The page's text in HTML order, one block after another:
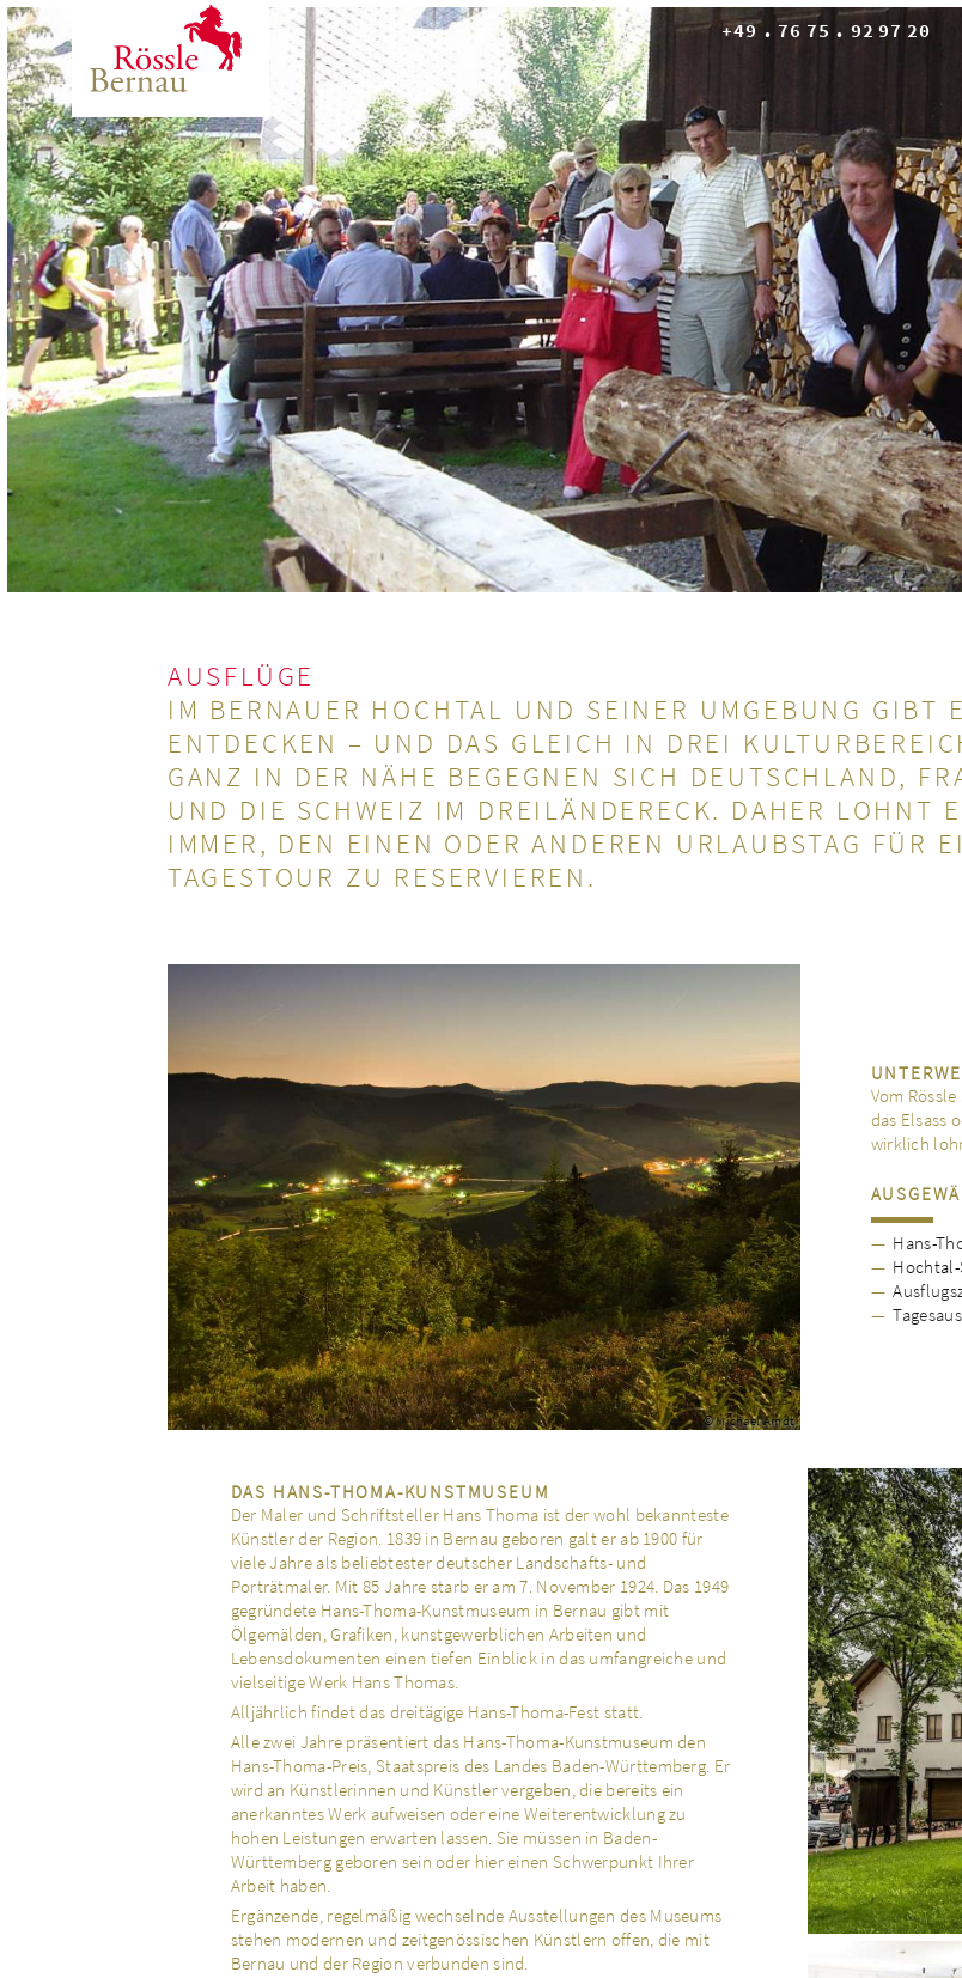
+49 . 76 75 . 92 97 20
AUSFLÜGE
IM BERNAUER HOCHTAL UND SEINER UMGEBUNG GIBT
ENT­DECKEN – UND DAS GLEICH IN DREI
GANZ IN DER NÄHE BEGEGNEN SICH DEUTSCHLAND,
UND DIE SCHWEIZ IM DREI­LÄNDER­ECK. DAHER LOHNT
IMMER, DEN EINEN ODER ANDEREN URLAUBS­TAG FÜR
TAGESTOUR ZU RESER­VIEREN.
© Michael Arndt
Vom
das Elsass
wirklich
Hans-
Hochtal-
DAS HANS-THOMA-KUNSTMUSEUM
Der Maler und Schriftsteller Hans Thoma ist der wohl bekannteste
Künstler der Region. 1839 in Bernau geboren galt er ab 1900 für
viele Jahre als beliebtester deutscher Landschafts- und
Porträtmaler. Mit 85 Jahre starb er am 7. November 1924. Das 1949
gegründete Hans-Thoma-Kunstmuseum in Bernau gibt mit
Ölgemälden, Grafiken, kunstgewerblichen Arbeiten und
Lebensdokumenten einen tiefen Einblick in das umfangreiche und
vielseitige Werk Hans Thomas.
Alljährlich findet das dreitägige Hans-Thoma-Fest statt.
Alle zwei Jahre präsentiert das Hans-Thoma-Kunstmuseum den
Hans-Thoma-Preis, Staatspreis des Landes Baden-Württemberg. Er
wird an Künstlerinnen und Künstler vergeben, die bereits ein
anerkanntes Werk aufweisen oder eine Weiterentwicklung zu
hohen Leistungen erwarten lassen. Sie müssen in Baden-
Württemberg geboren sein oder hier einen Schwerpunkt Ihrer
Arbeit haben.
Ergänzende, regelmäßig wechselnde Ausstellungen des Museums
stehen modernen und zeitgenössischen Künstlern offen, die mit
Bernau und der Region verbunden sind.